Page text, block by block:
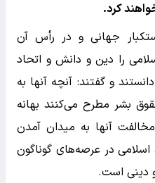
کرد.
جهانی و در رأس آن
را دین و دانش و اتحاد
و گفتند: آنچه آنها به
بشر مطرح می‌کنند بهانه
آنها به میدان آمدن
در عرصه‌های گوناگون
دینی است.